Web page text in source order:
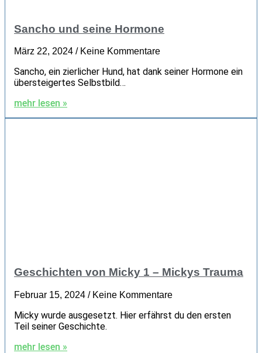
Sancho und seine Hormone
März 22, 2024 Keine Kommentare
Sancho, ein zierlicher Hund, hat dank seiner Hormone ein
übersteigertes Selbstbild…
mehr lesen »
Geschichten von Micky 1 – Mickys Trauma
Februar 15, 2024 Keine Kommentare
Micky wurde ausgesetzt. Hier erfährst du den ersten
Teil seiner Geschichte.
mehr lesen »